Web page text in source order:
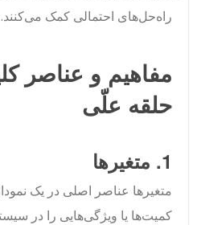
راه‌حل‌های احتمالی کمک می‌کنند.
مفاهیم و عناصر
حلقه علّی
متغیرها عناصر اصلی در یک
کمیت‌ها یا ویژگی‌هایی را در